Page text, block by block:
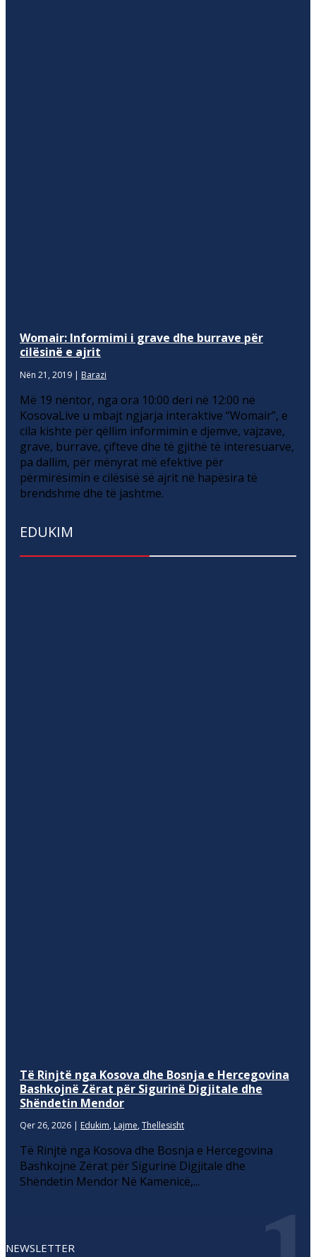
Womair: Informimi i grave dhe burrave për
cilësinë e ajrit
Nën 21, 2019 | Barazi
Më 19 nëntor, nga ora 10:00 deri në 12:00 në
KosovaLive u mbajt ngjarja interaktive “Womair”, e
cila kishte për qëllim informimin e djemve, vajzave,
grave, burrave, çifteve dhe të gjithë të interesuarve,
pa dallim, për mënyrat më efektive për
përmirësimin e cilësisë së ajrit në hapësira të
brendshme dhe të jashtme.
EDUKIM
Të Rinjtë nga Kosova dhe Bosnja e Hercegovina
Bashkojnë Zërat për Sigurinë Digjitale dhe
Shëndetin Mendor
Qer 26, 2026 | Edukim, Lajme, Thellesisht
Të Rinjtë nga Kosova dhe Bosnja e Hercegovina
Bashkojnë Zërat për Sigurinë Digjitale dhe
Shëndetin Mendor Në Kamenicë,...
NEWSLETTER